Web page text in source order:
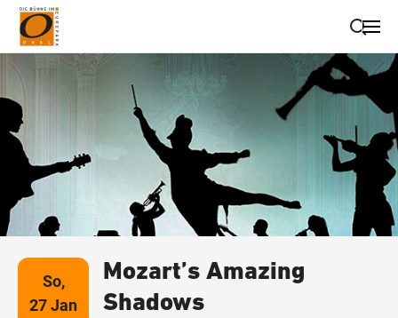
Suche schließen
Wegbeschreibung erhalten
So,
27 Jan
Mozart’s Amazing
Shadows